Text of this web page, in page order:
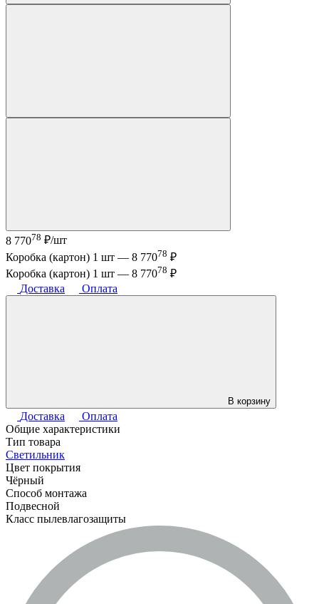
8 77078 ₽/шт
Коробка (картон) 1 шт — 8 77078 ₽
Коробка (картон) 1 шт — 8 77078 ₽
Доставка
Оплата
В корзину
Доставка
Оплата
Общие характеристики
Тип товара
Светильник
Цвет покрытия
Чёрный
Способ монтажа
Подвесной
Класс пылевлагозащиты